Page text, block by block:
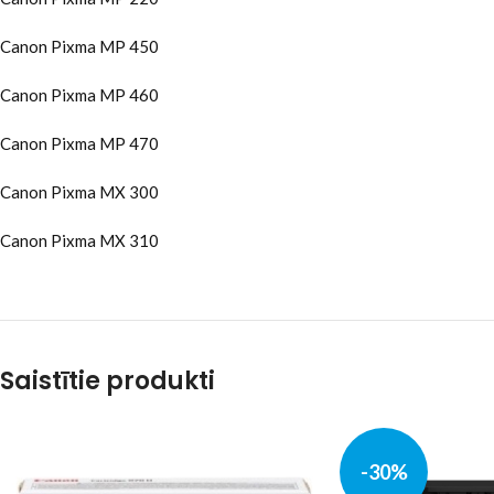
Canon Pixma MP 450
Canon Pixma MP 460
Canon Pixma MP 470
Canon Pixma MX 300
Canon Pixma MX 310
Saistītie produkti
-30%